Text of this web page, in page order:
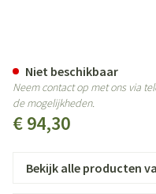
€ 94,30
Niet beschikbaar
Neem contact op met ons via
de mogelijkheden.
Bekijk alle producten